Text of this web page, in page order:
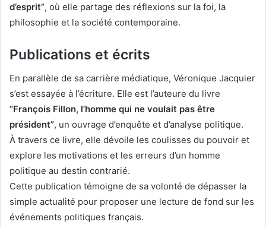
d’esprit”, où elle partage des réflexions sur la foi, la
philosophie et la société contemporaine.
Publications et écrits
En parallèle de sa carrière médiatique, Véronique Jacquier
s’est essayée à l’écriture. Elle est l’auteure du livre
“François Fillon, l’homme qui ne voulait pas être
président”, un ouvrage d’enquête et d’analyse politique.
À travers ce livre, elle dévoile les coulisses du pouvoir et
explore les motivations et les erreurs d’un homme
politique au destin contrarié.
Cette publication témoigne de sa volonté de dépasser la
simple actualité pour proposer une lecture de fond sur les
événements politiques français.